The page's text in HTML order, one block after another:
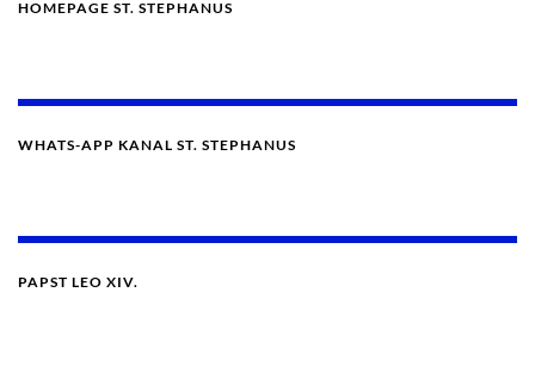
HOMEPAGE ST. STEPHANUS
WHATS-APP KANAL ST. STEPHANUS
PAPST LEO XIV.